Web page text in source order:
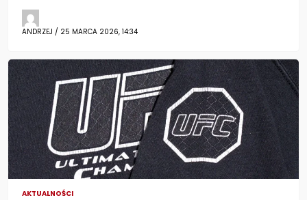
ANDRZEJ / 25 MARCA 2026, 14:34
AKTUALNOŚCI